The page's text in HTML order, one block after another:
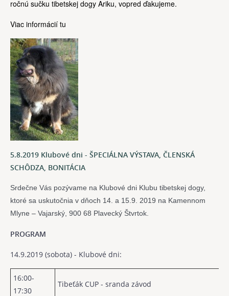
ročnú sučku tibetskej dogy Ariku, vopred ďakujeme.
Viac informácií tu
5.8.2019 Klubové dni - ŠPECIÁLNA VÝSTAVA, ČLENSKÁ
SCHÔDZA, BONITÁCIA
Srdečne Vás pozývame na Klubové dni Klubu tibetskej dogy,
ktoré sa uskutočnia v dňoch 14. a 15.9. 2019 na Kamennom
Mlyne – Vajarský, 900 68 Plavecký Štvrtok.
PROGRAM
14.9.2019 (sobota) - Klubové dni:
16:00-
17:30
Tibeťák CUP - sranda závod